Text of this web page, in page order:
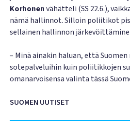
Korhonenvähätteli (SS 22.6.),
nämä hallinnot. Silloin poliitikot
sellainen hallinnon
– Minä ainakin haluan, että
sotepalveluihin kuin poliitikkojen
omanarvoisensa valinta tässä
SUOMEN UUTISET